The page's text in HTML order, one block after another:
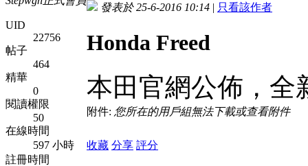
UID
22756
帖子
464
精華
0
閱讀權限
50
在線時間
597 小時
註冊時間
發表於 25-6-2016 10:14 | 只看該作者
Honda Freed
本田官網公佈，全
附件: 您所在的用戶組無法下載或查看附件
收藏 分享 評分